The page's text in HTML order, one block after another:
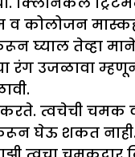
व कोलोजन
घ्याल तेव्हा
रंग उजळावा
करते. त्वचेची चमक
घेऊ शकत